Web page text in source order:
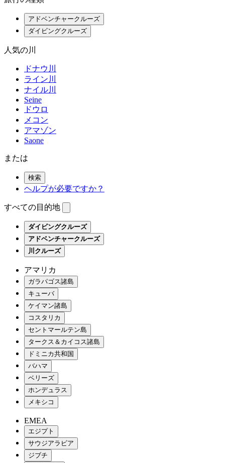
アドベンチャークルーズ
ダイビングクルーズ
人気の川
ドナウ川
ライン川
ナイル川
Seine
ドウロ
メコン
アマゾン
Saone
または
検索
ヘルプが必要ですか？
すべての目的地
ダイビングクルーズ
アドベンチャークルーズ
川クルーズ
アマリカ
ガラパゴス諸島
キューバ
ケイマン諸島
コスタリカ
セントマールテン島
タークス＆カイコス諸島
ドミニカ共和国
バハマ
ベリーズ
ホンデュラス
メキシコ
EMEA
エジプト
サウジアラビア
ジブチ